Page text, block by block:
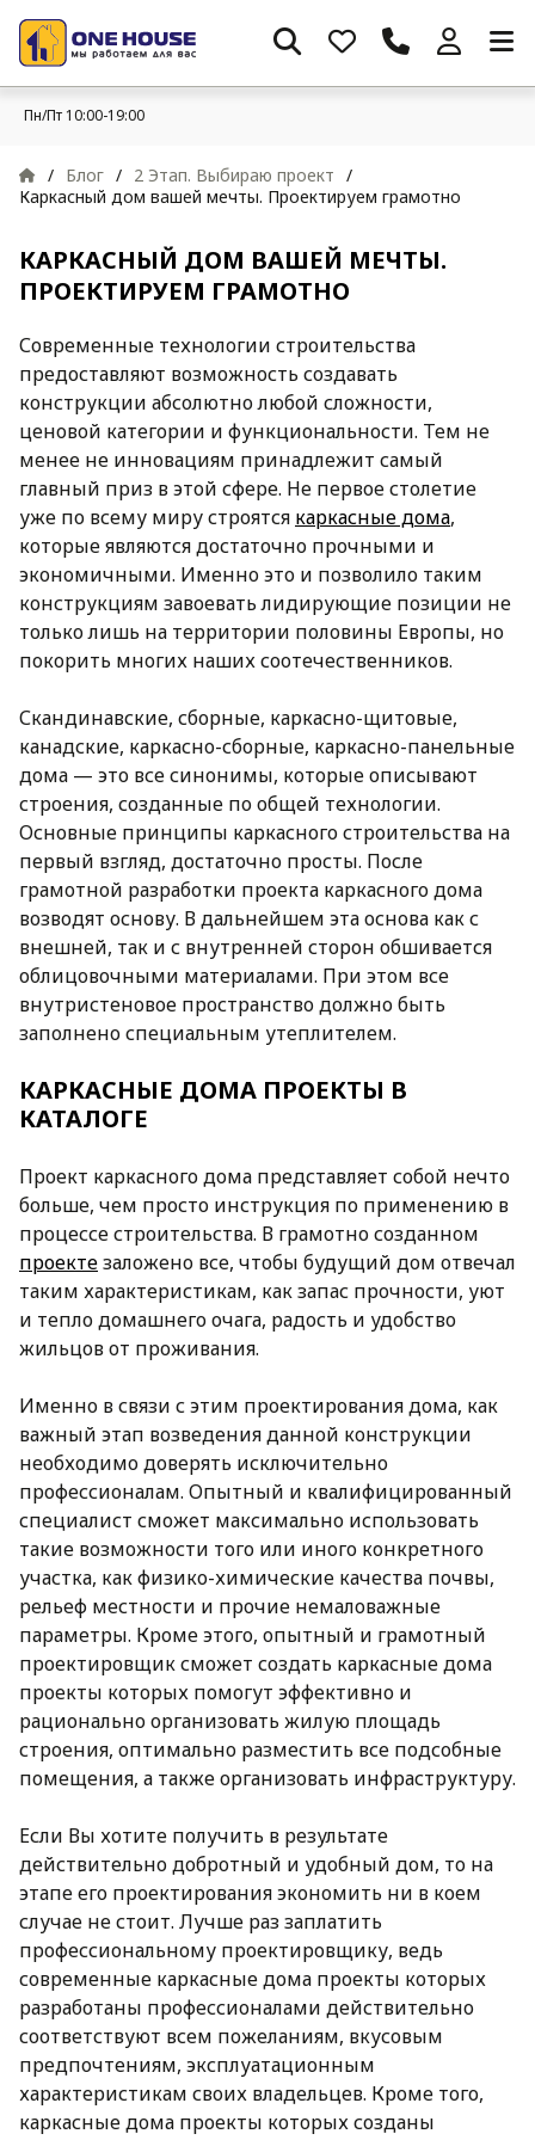
Пн/Пт 10:00-19:00
/ Блог / 2 Этап. Выбираю проект /
Каркасный дом вашей мечты. Проектируем грамотно
КАРКАСНЫЙ ДОМ ВАШЕЙ МЕЧТЫ.
ПРОЕКТИРУЕМ ГРАМОТНО
Современные технологии строительства
предоставляют возможность создавать
конструкции абсолютно любой сложности,
ценовой категории и функциональности. Тем не
менее не инновациям принадлежит самый
главный приз в этой сфере. Не первое столетие
уже по всему миру строятся каркасные дома,
которые являются достаточно прочными и
экономичными. Именно это и позволило таким
конструкциям завоевать лидирующие позиции не
только лишь на территории половины Европы, но
покорить многих наших соотечественников.
Скандинавские, сборные, каркасно-щитовые,
канадские, каркасно-сборные, каркасно-панельные
дома — это все синонимы, которые описывают
строения, созданные по общей технологии.
Основные принципы каркасного строительства на
первый взгляд, достаточно просты. После
грамотной разработки проекта каркасного дома
возводят основу. В дальнейшем эта основа как с
внешней, так и с внутренней сторон обшивается
облицовочными материалами. При этом все
внутристеновое пространство должно быть
заполнено специальным утеплителем.
КАРКАСНЫЕ ДОМА ПРОЕКТЫ В
КАТАЛОГЕ
Проект каркасного дома представляет собой нечто
больше, чем просто инструкция по применению в
процессе строительства. В грамотно созданном
проектезаложено все, чтобы будущий дом отвечал
таким характеристикам, как запас прочности, уют
и тепло домашнего очага, радость и удобство
жильцов от проживания.
Именно в связи с этим проектирования дома, как
важный этап возведения данной конструкции
необходимо доверять исключительно
профессионалам. Опытный и квалифицированный
специалист сможет максимально использовать
такие возможности того или иного конкретного
участка, как физико-химические качества почвы,
рельеф местности и прочие немаловажные
параметры. Кроме этого, опытный и грамотный
проектировщик сможет создать каркасные дома
проекты которых помогут эффективно и
рационально организовать жилую площадь
строения, оптимально разместить все подсобные
помещения, а также организовать инфраструктуру.
Если Вы хотите получить в результате
действительно добротный и удобный дом, то на
этапе его проектирования экономить ни в коем
случае не стоит. Лучше раз заплатить
профессиональному проектировщику, ведь
современные каркасные дома проекты которых
разработаны профессионалами действительно
соответствуют всем пожеланиям, вкусовым
предпочтениям, эксплуатационным
характеристикам своих владельцев. Кроме того,
каркасные дома проекты которых созданы